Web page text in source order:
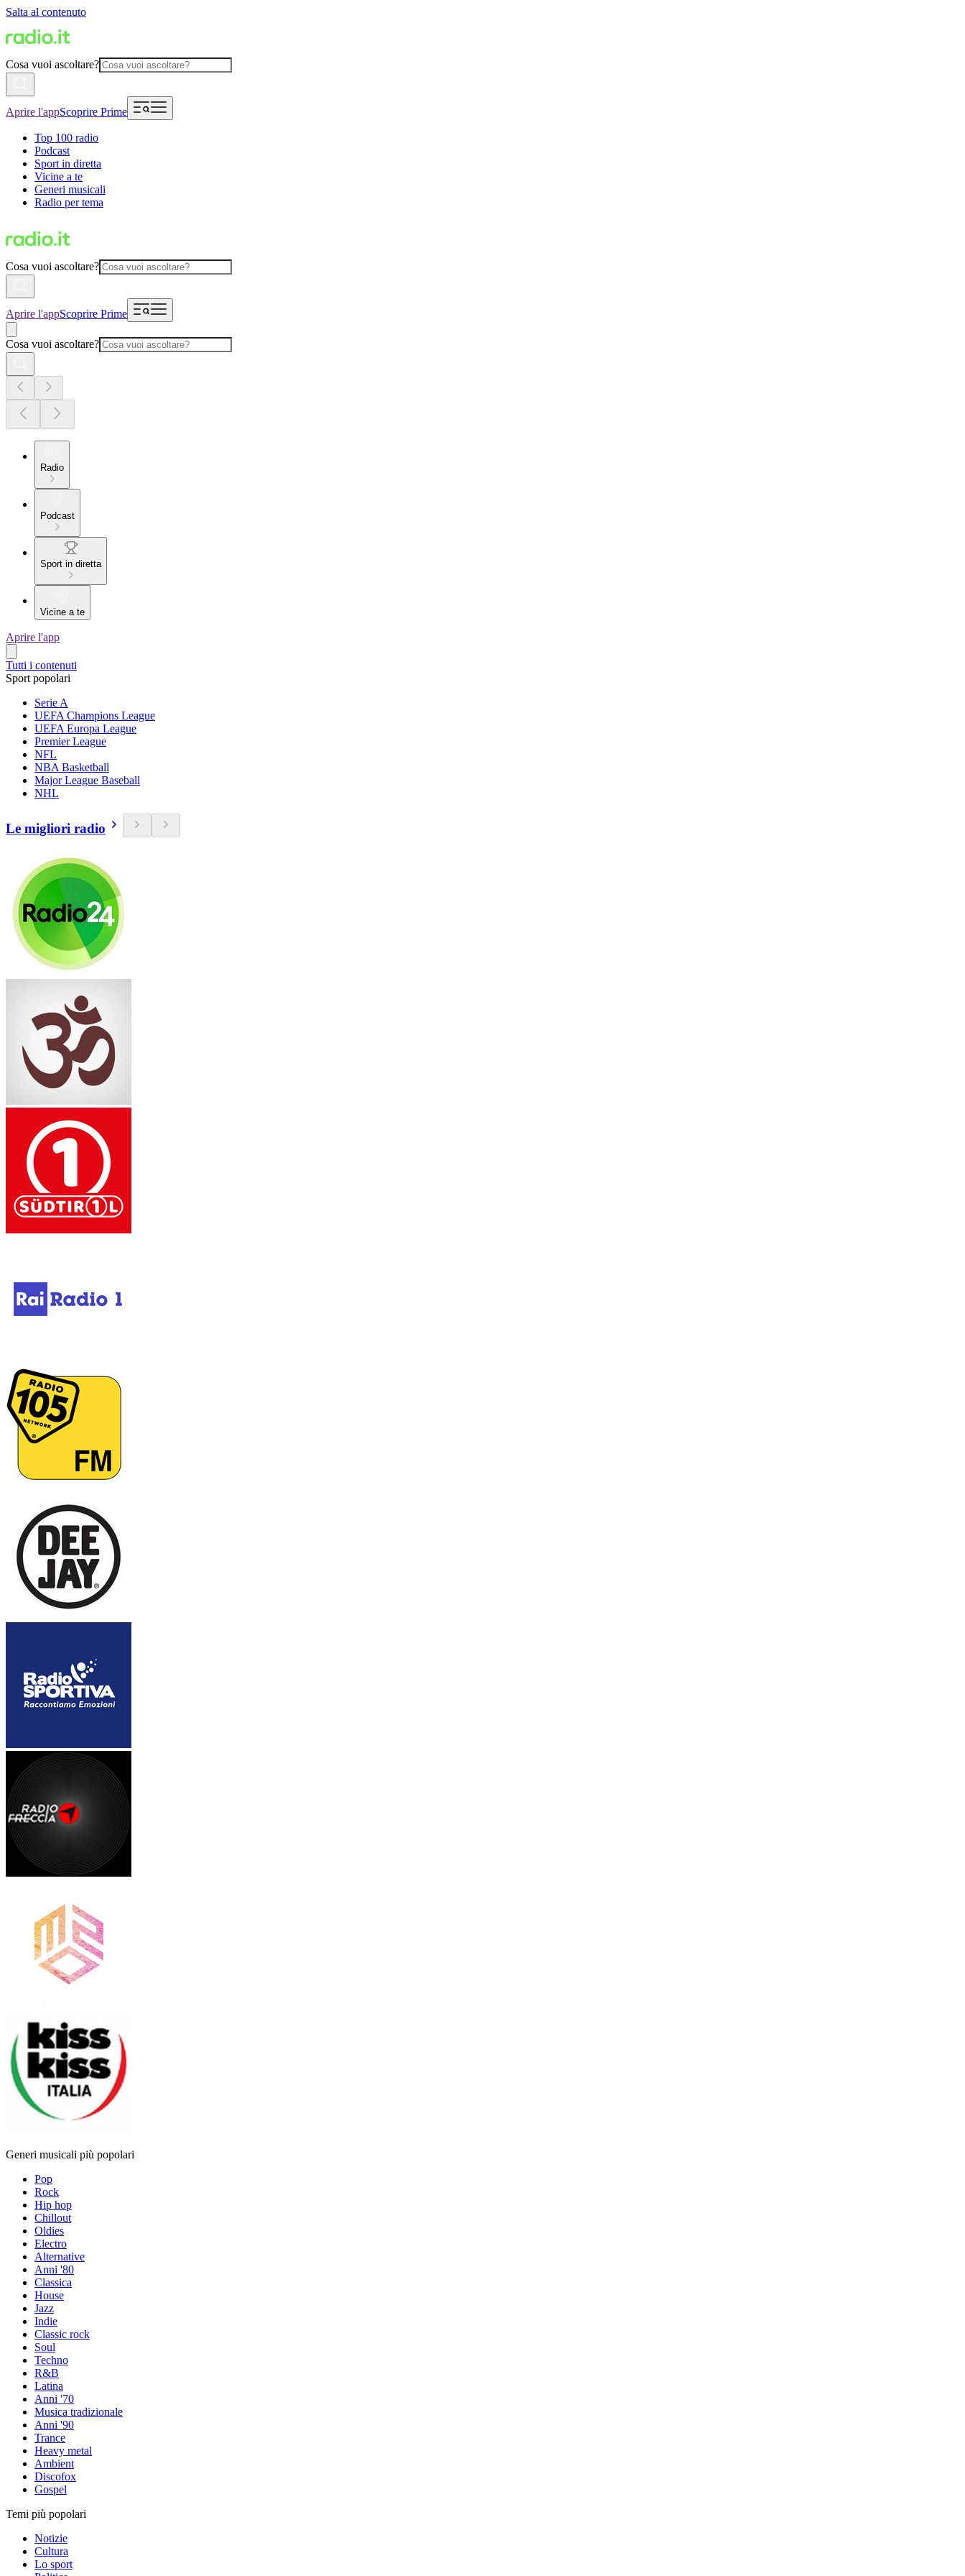
Salta al contenuto
Cosa vuoi ascoltare?
Aprire l'appScoprire Prime
Top 100 radio
Podcast
Sport in diretta
Vicine a te
Generi musicali
Radio per tema
Cosa vuoi ascoltare?
Aprire l'appScoprire Prime
Cosa vuoi ascoltare?
Radio
Podcast
Sport in diretta
Vicine a te
Aprire l'app
Tutti i contenuti
Sport popolari
Serie A
UEFA Champions League
UEFA Europa League
Premier League
NFL
NBA Basketball
Major League Baseball
NHL
Le migliori radio
Generi musicali più popolari
Pop
Rock
Hip hop
Chillout
Oldies
Electro
Alternative
Anni '80
Classica
House
Jazz
Indie
Classic rock
Soul
Techno
R&B
Latina
Anni '70
Musica tradizionale
Anni '90
Trance
Heavy metal
Ambient
Discofox
Gospel
Temi più popolari
Notizie
Cultura
Lo sport